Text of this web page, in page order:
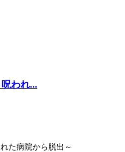
われ...
た病院から脱出～